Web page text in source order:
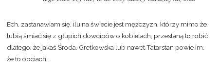
Ech, zastanawiam się, ilu na świecie jest mężczyzn, którzy mimo że
lubią śmiać się z głupich dowcipów o kobietach, przestaną to robić
dlatego, że jakaś Środa, Gretkowska lub nawet Tatarstan powie im,
że to obciach.